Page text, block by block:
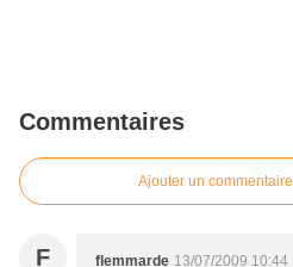
Commentaires
Ajouter un commentaire
F flemmarde 13/07/2009 10:44